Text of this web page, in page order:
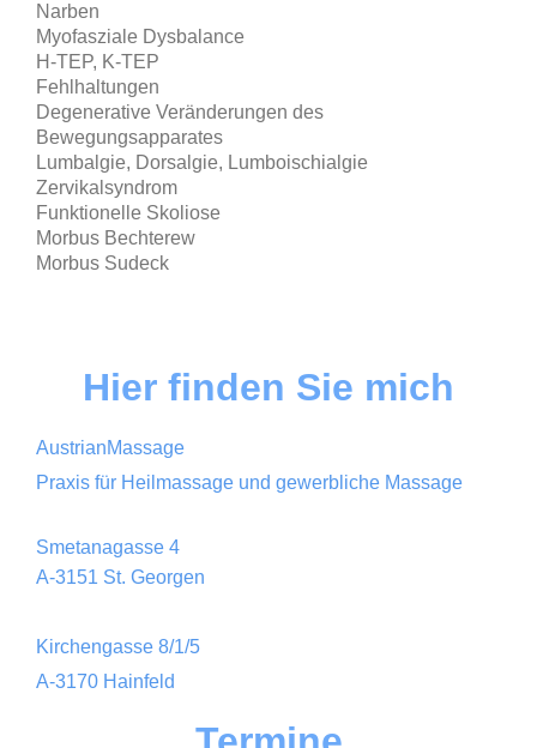
Narben
Myofasziale Dysbalance
H-TEP, K-TEP
Fehlhaltungen
Degenerative Veränderungen des
Bewegungsapparates
Lumbalgie, Dorsalgie, Lumboischialgie
Zervikalsyndrom
Funktionelle Skoliose
Morbus Bechterew
Morbus Sudeck
Hier finden Sie mich
AustrianMassage
Praxis für Heilmassage und gewerbliche Massage
Smetanagasse 4
A-3151 St. Georgen
Kirchengasse 8/1/5
A-3170 Hainfeld